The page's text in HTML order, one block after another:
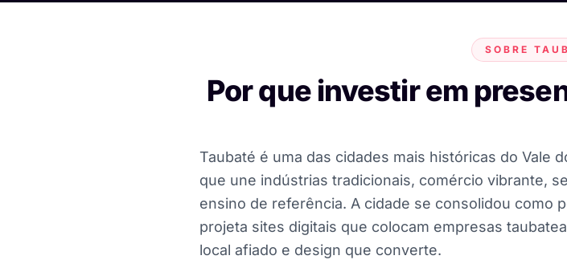
SOBRE
Por que investir em
Taubaté é uma das cidades mais históricas do Vale
que une indústrias tradicionais, comércio vibrante,
ensino de referência. A cidade se consolidou como
projeta sites digitais que colocam empresas
local afiado e design que converte.